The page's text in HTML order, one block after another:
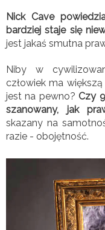
Nick Cave
bardziej staje się
jest jakaś smutna
Niby w
człowiek ma
jest na pewno? Czy
szanowany, jak
skazany na
razie - obojętność.